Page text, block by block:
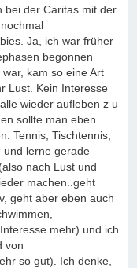
bei der Caritas mit der
Ja, ich war früher
begonnen
kam so eine Art
Lust. Kein Interesse
wieder aufleben z u
sollte man eben
Tennis, Tischtennis,
und lerne gerade
nach Lust und
machen..geht
geht aber eben auch
mehr) und ich
von
so gut). Ich denke,